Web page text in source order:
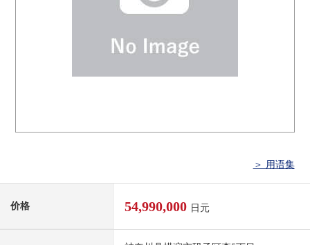
＞ 用语集
价格 54,990,000 日元